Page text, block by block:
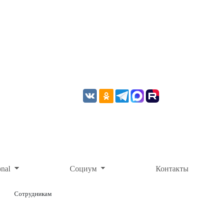
Социум Контакты
Сотрудникам